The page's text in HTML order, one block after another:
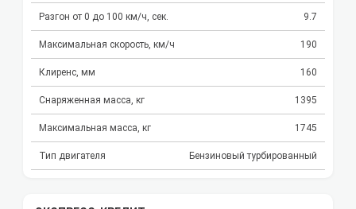
Разгон от 0 до 100 км/ч, сек. 9.7
Максимальная скорость, км/ч 190
Клиренс, мм 160
Снаряженная масса, кг 1395
Максимальная масса, кг 1745
Тип двигателя Бензиновый турбированный